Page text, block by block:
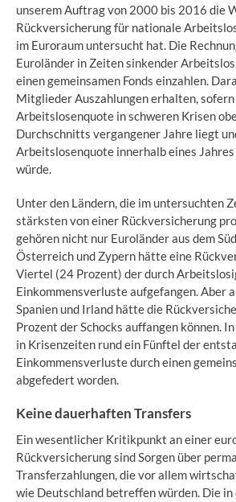
unserem Auftrag von 2000 bis 2016 die
Rückversicherung für nationale
im Euroraum untersucht hat. Die
Euroländer in Zeiten sinkender
einen gemeinsamen Fonds einzahlen.
Mitglieder Auszahlungen erhalten,
Arbeitslosenquote in schweren Krisen
Durchschnitts vergangener Jahre liegt
Arbeitslosenquote innerhalb eines
würde.
Unter den Ländern, die im untersuchten
stärksten von einer Rückversicherung
gehören nicht nur Euroländer aus dem
Österreich und Zypern hätte eine
Viertel (24 Prozent) der durch
Einkommensverluste aufgefangen. Aber
Spanien und Irland hätte die
Prozent der Schocks auffangen können.
in Krisenzeiten rund ein Fünftel der
Einkommensverluste durch einen
abgefedert worden.
Keine dauerhaften Transfers
Ein wesentlicher Kritikpunkt an einer
Rückversicherung sind Sorgen über
Transferzahlungen, die vor allem
wie Deutschland betreffen würden. Die in